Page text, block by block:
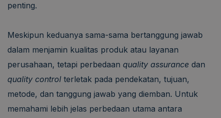
penting.
Meskipun keduanya sama-sama bertanggung jawab
dalam menjamin kualitas produk atau layanan
perusahaan, tetapi perbedaan quality assurance dan
quality control terletak pada pendekatan, tujuan,
metode, dan tanggung jawab yang diemban. Untuk
memahami lebih jelas perbedaan utama antara